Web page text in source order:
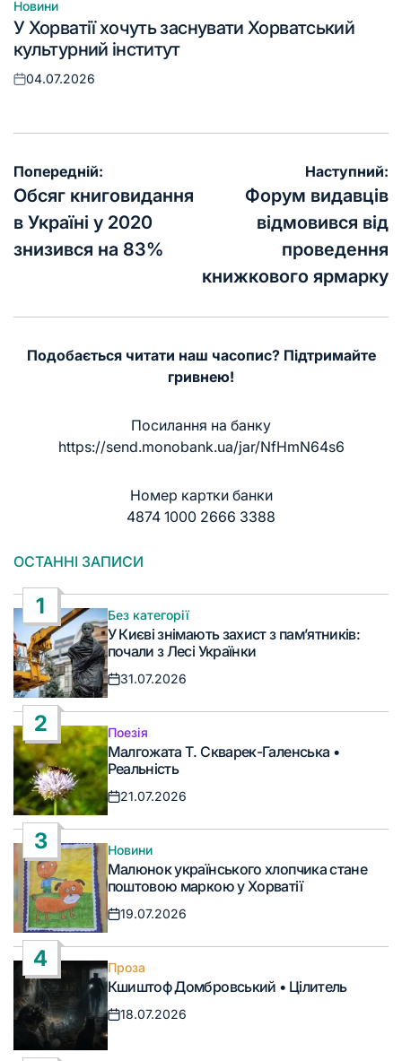
Опублікувати
у
Новини
У Хорватії хочуть заснувати Хорватський
культурний інститут
Оприлюднено
04.07.2026
Навігація
записів
Попередній:
Обсяг книговидання
в Україні у 2020
знизився на 83%
Наступний:
Форум видавців
відмовився від
проведення
книжкового ярмарку
Подобається читати наш часопис? Підтримайте
гривнею!
Посилання на банку
https://send.monobank.ua/jar/NfHmN64s6
Номер картки банки
4874 1000 2666 3388
ОСТАННІ ЗАПИСИ
1
Опублікувати
у
Без категорії
У Києві знімають захист з пам’ятників:
почали з Лесі Українки
Дата
31.07.2026
2
Опублікувати
у
Поезія
Малгожата Т. Скварек-Галенська •
Реальність
Дата
21.07.2026
3
Опублікувати
у
Новини
Малюнок українського хлопчика стане
поштовою маркою у Хорватії
Дата
19.07.2026
4
Опублікувати
у
Проза
Кшиштоф Домбровський • Цілитель
Дата
запису
18.07.2026